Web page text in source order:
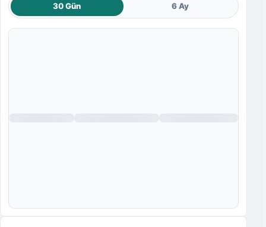
30 Gün 6 Ay